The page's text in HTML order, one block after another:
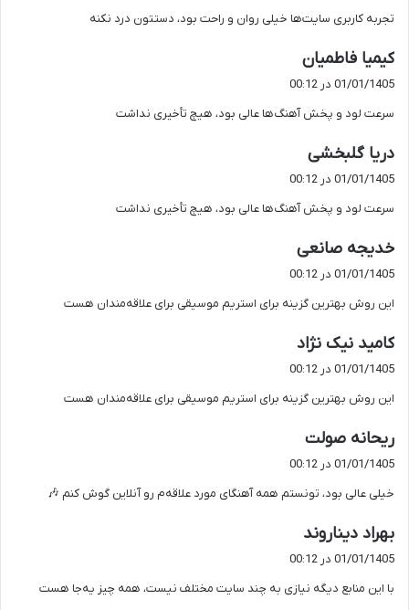
:
تجربه کاربری سایت‌ها خیلی روان و راحت بود، دستتون درد نکنه
کیمیا فاطمیان
ف
01/01/1405 در 00:12
سرعت لود و پخش آهنگ‌ها عالی بود، هیچ تأخیری نداشت
دریا گلبخشی
ف
:
01/01/1405 در 00:12
سرعت لود و پخش آهنگ‌ها عالی بود، هیچ تأخیری نداشت
خدیجه صانعی
ف
:
01/01/1405 در 00:12
این روش بهترین گزینه برای استریم موسیقی برای علاقه‌مندان هست
کامید نیک نژاد
ف
:
01/01/1405 در 00:12
این روش بهترین گزینه برای استریم موسیقی برای علاقه‌مندان هست
ریحانه صولت
ف
:
01/01/1405 در 00:12
خیلی عالی بود، تونستم همه آهنگای مورد علاقه‌م رو آنلاین گوش کنم 🎶
بهراد دیناروند
ف
:
01/01/1405 در 00:12
با این منابع دیگه نیازی به چند سایت مختلف نیست، همه چیز یه‌جا هست